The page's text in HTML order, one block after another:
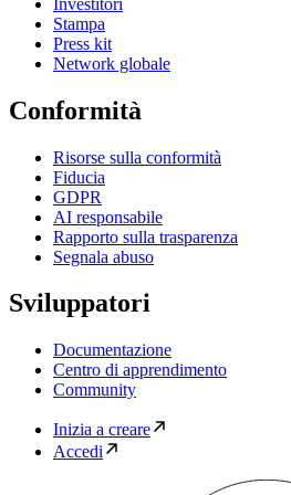
Stampa
Press kit
Network globale
Conformità
Risorse sulla conformità
Fiducia
GDPR
AI responsabile
Rapporto sulla trasparenza
Segnala abuso
Sviluppatori
Documentazione
Centro di apprendimento
Community
Inizia a creare
Accedi